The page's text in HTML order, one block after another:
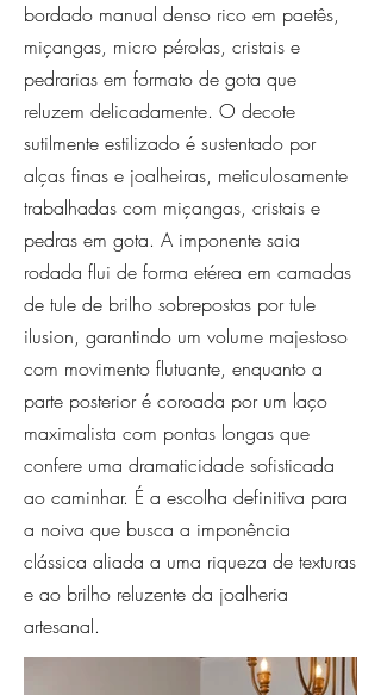
bordado manual denso rico em paetês,
miçangas, micro pérolas, cristais e
pedrarias em formato de gota que
reluzem delicadamente. O decote
sutilmente estilizado é sustentado por
alças finas e joalheiras, meticulosamente
trabalhadas com miçangas, cristais e
pedras em gota. A imponente saia
rodada flui de forma etérea em camadas
de tule de brilho sobrepostas por tule
ilusion, garantindo um volume majestoso
com movimento flutuante, enquanto a
parte posterior é coroada por um laço
maximalista com pontas longas que
confere uma dramaticidade sofisticada
ao caminhar. É a escolha definitiva para
a noiva que busca a imponência
clássica aliada a uma riqueza de texturas
e ao brilho reluzente da joalheria
artesanal.